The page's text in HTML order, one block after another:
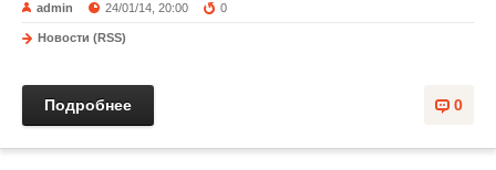
admin 24/01/14, 20:00 0
Новости (RSS)
0
Подробнее